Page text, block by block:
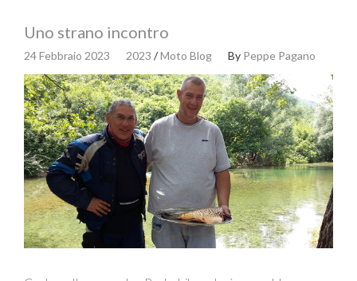
Uno strano incontro
24 Febbraio 2023 2023 /Moto Blog By Peppe Pagano